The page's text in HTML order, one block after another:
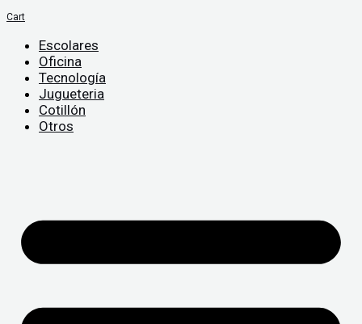
Cart
Escolares
Oficina
Tecnología
Jugueteria
Cotillón
Otros